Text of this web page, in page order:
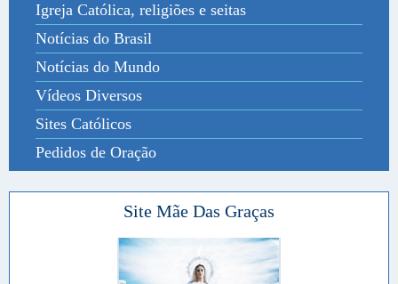
Igreja Católica, religiões e seitas
Notícias do Brasil
Notícias do Mundo
Vídeos Diversos
Sites Católicos
Pedidos de Oração
Site Mãe Das Graças